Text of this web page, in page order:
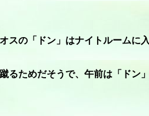
スの「ドン」はナイトルームに
るためだそうで、午前は「ド